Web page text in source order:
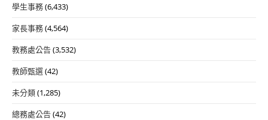
學生事務(6,433)
家長事務(4,564)
教務處公告(3,532)
教師甄選(42)
未分類(1,285)
總務處公告(42)